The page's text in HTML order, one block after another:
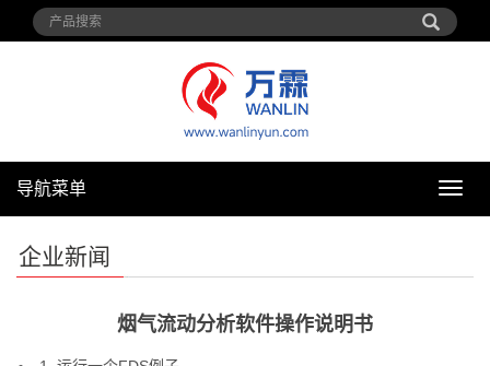
导
导航菜单
企业新闻
烟气流动分析软件操作说明书